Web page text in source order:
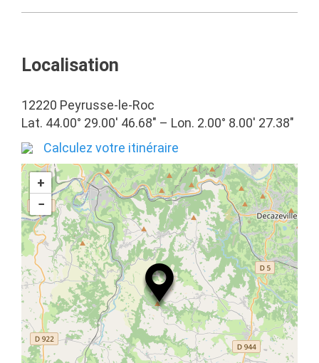
Localisation
12220 Peyrusse-le-Roc
Lat. 44.00° 29.00′ 46.68″ – Lon. 2.00° 8.00′ 27.38″
Calculez votre itinéraire
+
−